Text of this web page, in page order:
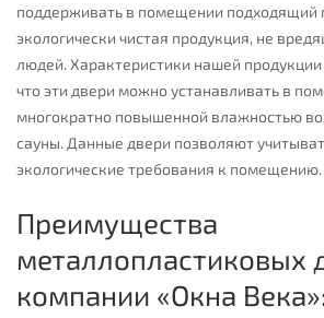
поддерживать в помещении подходящий
экологически чистая продукция, не
людей. Характеристики нашей
что эти двери можно устанавливать в
многократно повышенной влажностью
сауны. Данные двери позволяют
экологические требования к помещению.
Преимущества
металлопластиковых
компании «Окна